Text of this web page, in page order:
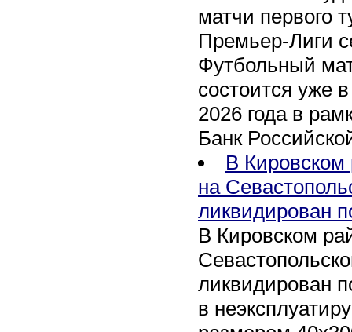
матчи первого
Премьер-Лиги
Футбольный
состоится уже
2026 года в
Банк
В Кировском
на
ликвидирован
В Кировском
ликвидирован
в